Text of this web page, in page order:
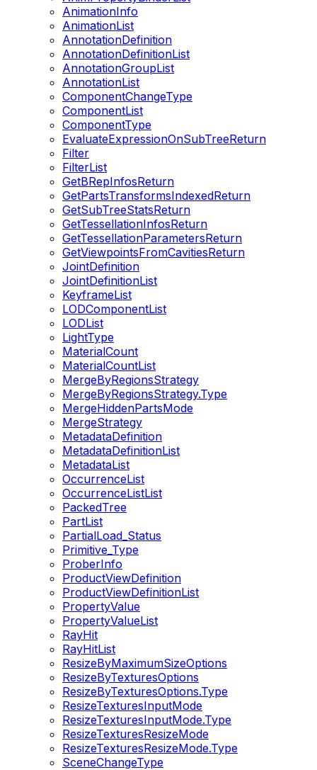
AnimationInfo
AnimationList
AnnotationDefinition
AnnotationDefinitionList
AnnotationGroupList
AnnotationList
ComponentChangeType
ComponentList
ComponentType
EvaluateExpressionOnSubTreeReturn
Filter
FilterList
GetBRepInfosReturn
GetPartsTransformsIndexedReturn
GetSubTreeStatsReturn
GetTessellationInfosReturn
GetTessellationParametersReturn
GetViewpointsFromCavitiesReturn
JointDefinition
JointDefinitionList
KeyframeList
LODComponentList
LODList
LightType
MaterialCount
MaterialCountList
MergeByRegionsStrategy
MergeByRegionsStrategy.Type
MergeHiddenPartsMode
MergeStrategy
MetadataDefinition
MetadataDefinitionList
MetadataList
OccurrenceList
OccurrenceListList
PackedTree
PartList
PartialLoad_Status
Primitive_Type
ProberInfo
ProductViewDefinition
ProductViewDefinitionList
PropertyValue
PropertyValueList
RayHit
RayHitList
ResizeByMaximumSizeOptions
ResizeByTexturesOptions
ResizeByTexturesOptions.Type
ResizeTexturesInputMode
ResizeTexturesInputMode.Type
ResizeTexturesResizeMode
ResizeTexturesResizeMode.Type
SceneChangeType